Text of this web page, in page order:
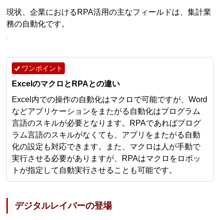
現状、企業におけるRPA活用の主なフィールドは、集計業
務の自動化です。
ワンポイント
ExcelのマクロとRPAとの違い
Excel内での操作の自動化はマクロで可能ですが、Word
などアプリケーションをまたがる自動化はプログラム
言語のスキルが必要となります。RPAであればプログ
ラム言語のスキルがなくても、アプリをまたがる自動
化の設定も対応できます。また、マクロは人が手動で
実行させる必要がありますが、RPAはマクロをロボッ
トが指定して自動実行させることも可能です。
デジタルレイバーの登場